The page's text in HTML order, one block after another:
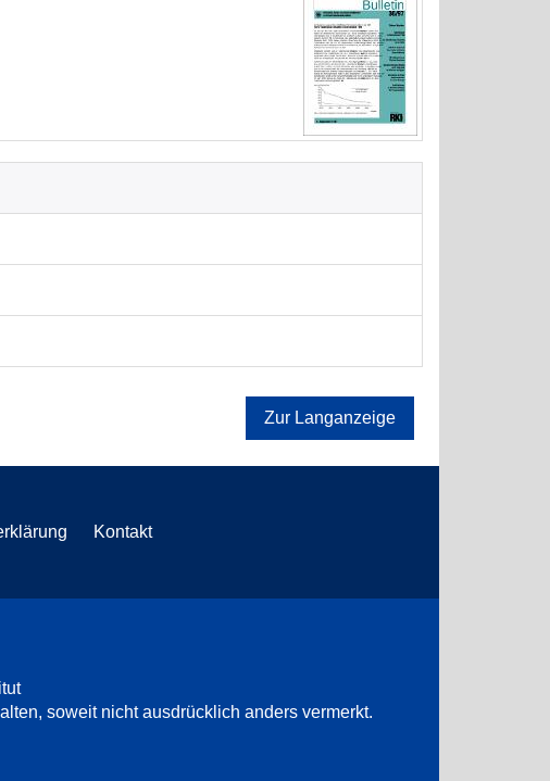
Zur Langanzeige
Kontakt
soweit nicht ausdrücklich anders vermerkt.